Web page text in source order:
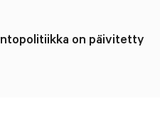
on päivitetty